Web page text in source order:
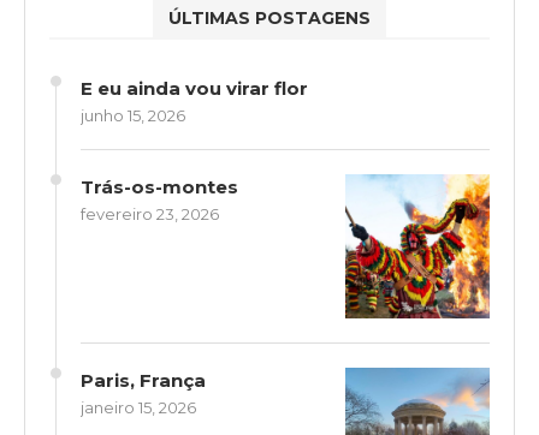
ÚLTIMAS POSTAGENS
E eu ainda vou virar flor
junho 15, 2026
Trás-os-montes
fevereiro 23, 2026
Paris, França
janeiro 15, 2026